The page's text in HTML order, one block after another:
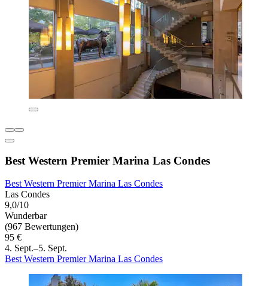
Best Western Premier Marina Las Condes
Best Western Premier Marina Las Condes
Las Condes
9,0/10
Wunderbar
(967 Bewertungen)
95 €
4. Sept.–5. Sept.
Best Western Premier Marina Las Condes